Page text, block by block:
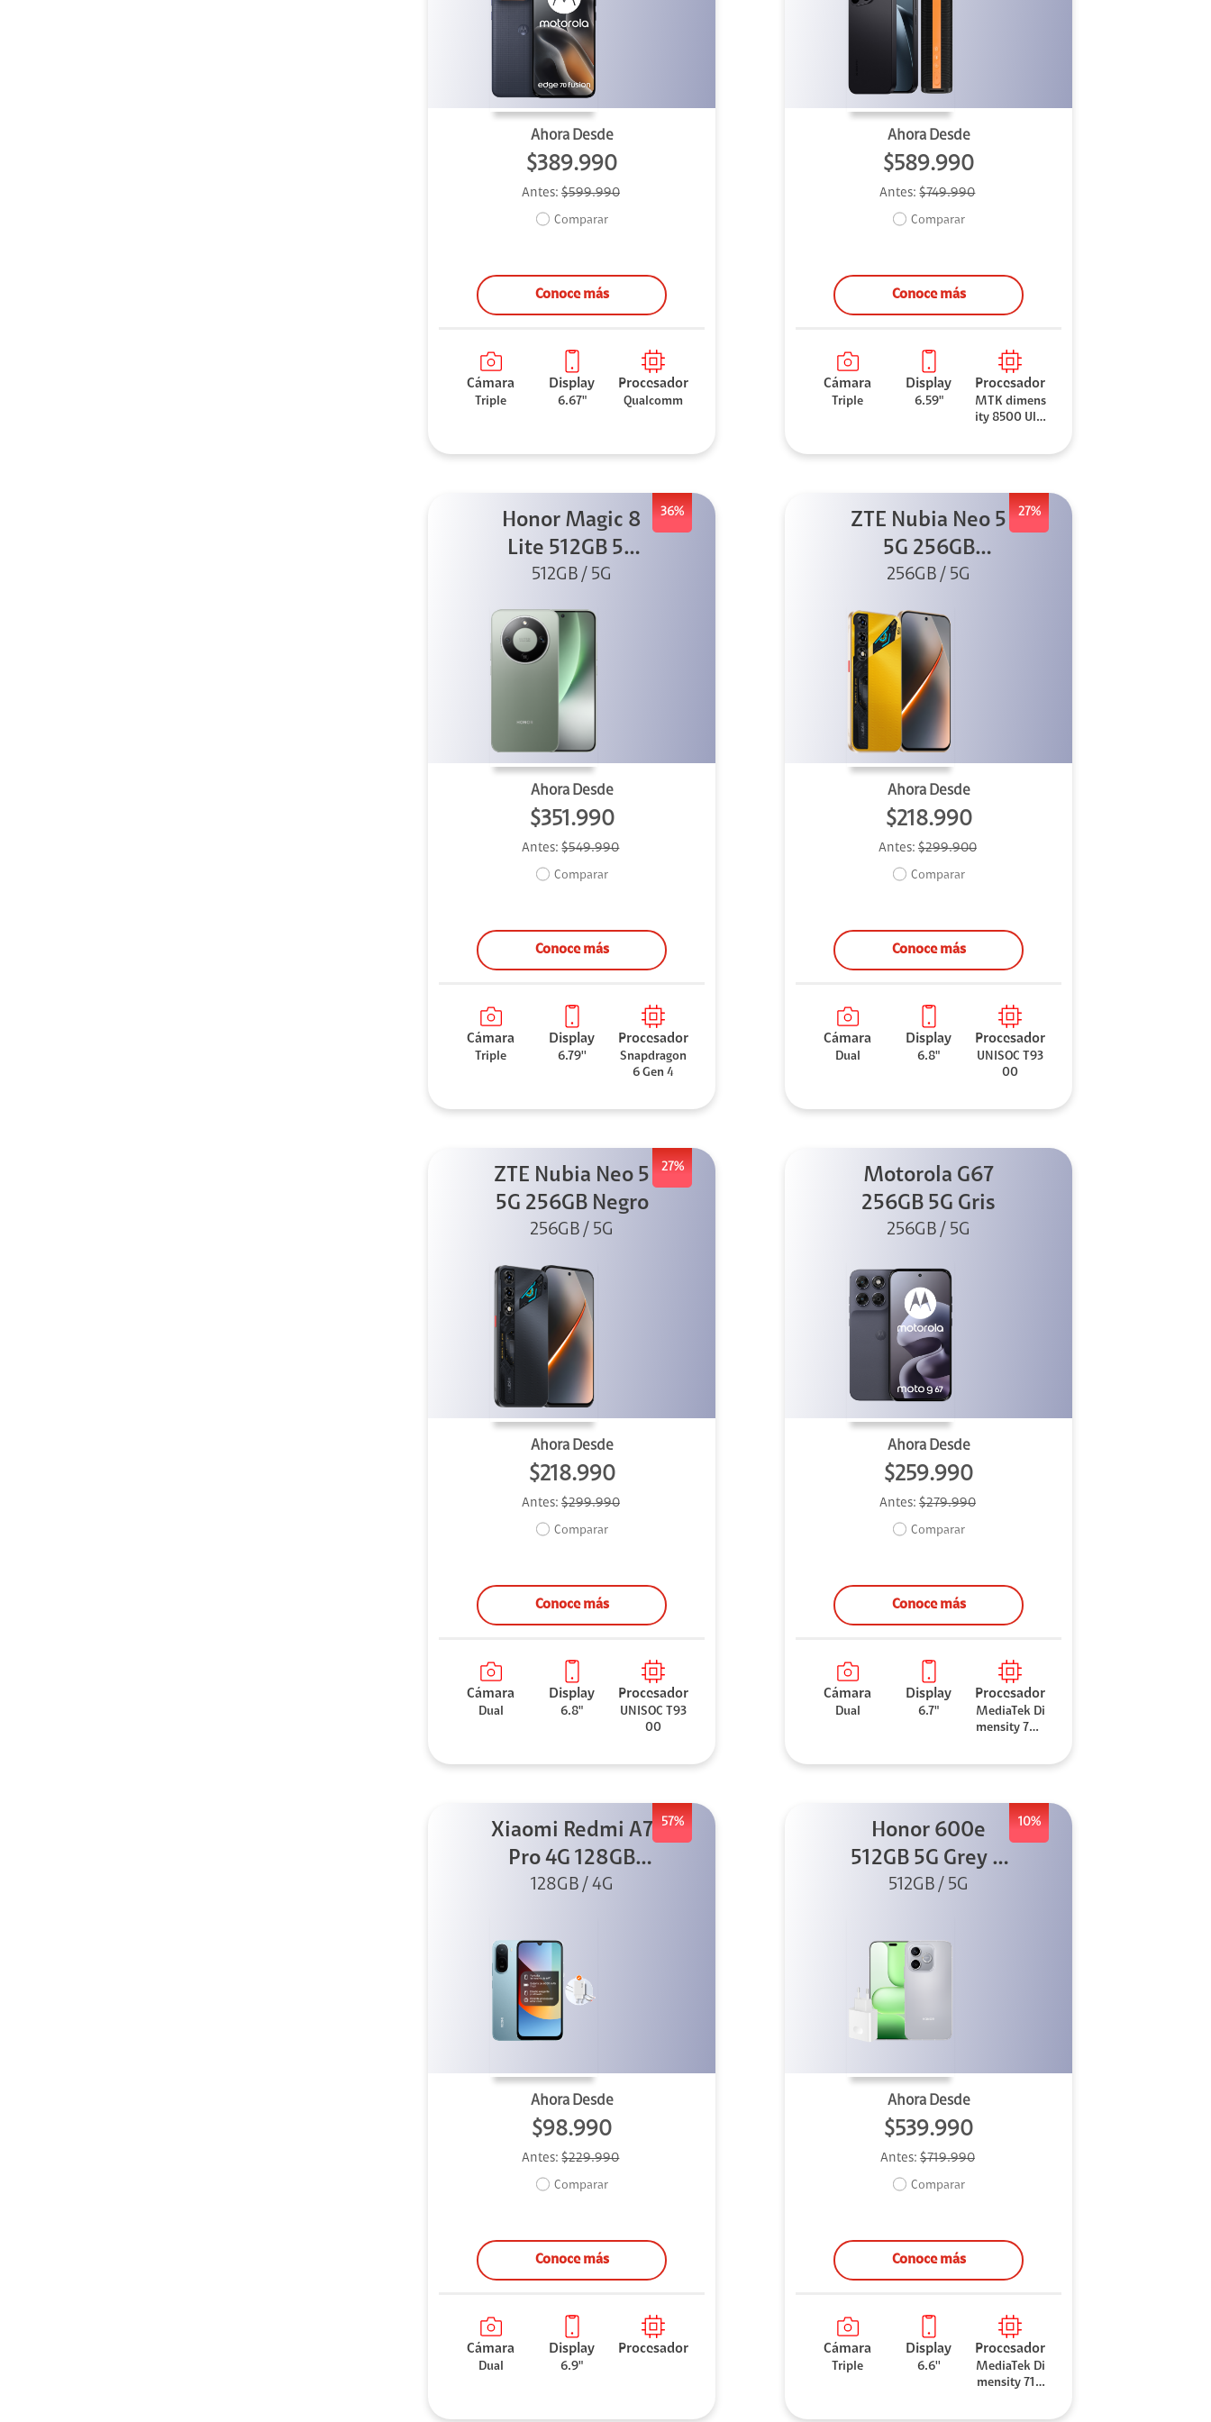
Ahora Desde
$389.990
Antes: $599.990
Comparar
Conoce más
Cámara
Triple
Display
6.67"
Procesador
Qualcomm
Ahora Desde
$589.990
Antes:$749.990
Comparar
Conoce más
Cámara
Triple
Display
6.59"
Procesador
MTK dimens
ity 8500 Ultr
36%
Honor Magic 8
Lite 512GB 5G
Verde
512GB / 5G
Ahora Desde
$351.990
Antes:$549.990
Comparar
Conoce más
Cámara
Triple
Display
6.79''
Procesador
Snapdragon
6 Gen 4
27%
ZTE Nubia Neo 5
5G 256GB
Dorado
256GB / 5G
Ahora Desde
$218.990
Antes: $299.900
Comparar
Conoce más
Cámara
Dual
Display
6.8"
Procesador
UNISOC T93
00
27%
ZTE Nubia Neo 5
5G 256GB Negro
256GB / 5G
Ahora Desde
$218.990
Antes: $299.990
Comparar
Conoce más
Cámara
Dual
Display
6.8"
Procesador
UNISOC T93
00
Motorola G67
256GB 5G Gris
256GB / 5G
Ahora Desde
$259.990
Antes: $279.990
Comparar
Conoce más
Cámara
Dual
Display
6.7"
Procesador
MediaTek Di
mensity 706
57%
Xiaomi Redmi A7
Pro 4G 128GB
Azul + Cargador
128GB / 4G
Ahora Desde
$98.990
Antes:$229.990
Comparar
Conoce más
Cámara
Dual
Display
6.9"
Procesador
10%
Honor 600e
512GB 5G Grey +
45W
512GB / 5G
Ahora Desde
$539.990
Antes: $719.990
Comparar
Conoce más
Cámara
Triple
Display
6.6''
Procesador
MediaTek Di
mensity 710